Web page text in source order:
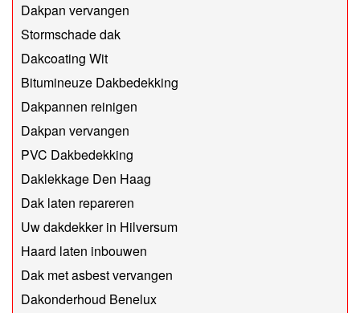
Dakpan vervangen
Stormschade dak
Dakcoating Wit
Bitumineuze Dakbedekking
Dakpannen reinigen
Dakpan vervangen
PVC Dakbedekking
Daklekkage Den Haag
Dak laten repareren
Uw dakdekker in Hilversum
Haard laten inbouwen
Dak met asbest vervangen
Dakonderhoud Benelux